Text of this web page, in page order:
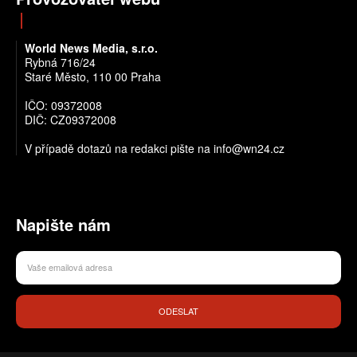
World News Media, s.r.o.
Rybná 716/24
Staré Město, 110 00 Praha
IČO: 09372008
DIČ: CZ09372008
V případě dotazů na redakci pište na info@wn24.cz
Napište nám
ODESLAT